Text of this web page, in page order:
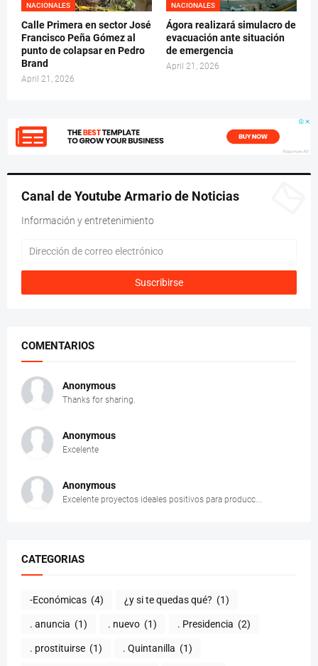
NACIONALES
Calle Primera en sector José
Francisco Peña Gómez al
punto de colapsar en Pedro
Brand
April 21, 2026
NACIONALES
Ágora realizará simulacro de
evacuación ante situación
de emergencia
April 21, 2026
Canal de Youtube Armario de Noticias
Información y entretenimiento
COMENTARIOS
Anonymous
Thanks for sharing.
Anonymous
Excelente
Anonymous
Excelente proyectos ideales positivos para producc...
CATEGORIAS
-Económicas (4) ¿y si te quedas qué? (1)
. anuncia (1) . nuevo (1) . Presidencia (2)
. prostituirse (1) . Quintanilla (1)